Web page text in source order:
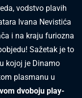
vodstvo plavih
Ivana Nevistića
i na kraju furiozna
Sažetak je to
kojoj je Dinamo
plasmanu u
dvoboju play-